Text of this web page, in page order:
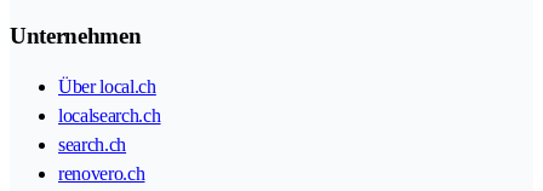
Unternehmen
Über local.ch
localsearch.ch
search.ch
renovero.ch